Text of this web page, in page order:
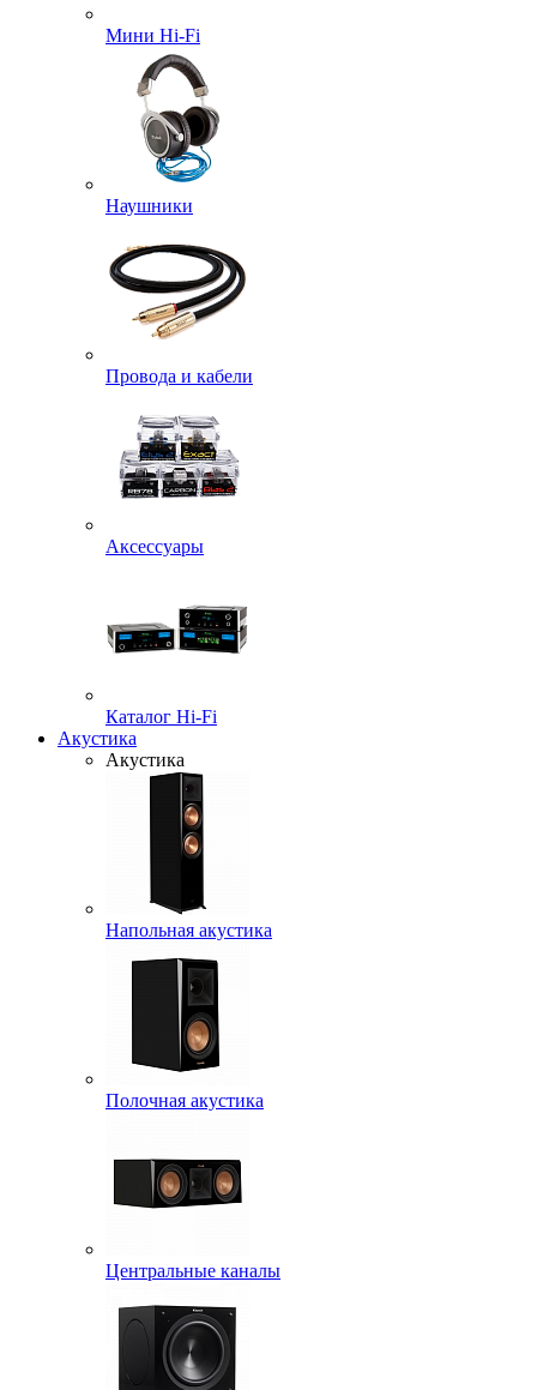
Мини Hi-Fi
Наушники
Провода и кабели
Аксессуары
Каталог Hi-Fi
Акустика
Акустика
Напольная акустика
Полочная акустика
Центральные каналы